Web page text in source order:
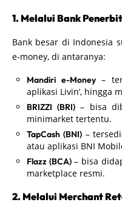
1. Melalui Bank Penerbit
Bank besar di Indonesia
e-money, di antaranya:
Mandiri e-Money–
aplikasi Livin’, hingga
BRIZZI (BRI)– bisa
minimarket tertentu.
TapCash (BNI)–
atau aplikasi BNI
Flazz (BCA)– bisa
marketplace resmi.
2. Melalui Merchant